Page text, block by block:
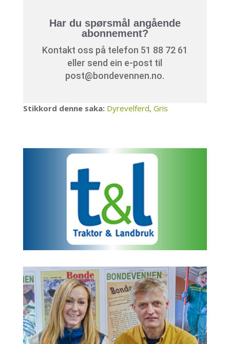
Har du spørsmål angående
abonnement?
Kontakt oss på telefon 51 88 72 61
eller send ein e-post til
post@bondevennen.no.
Stikkord denne saka: Dyrevelferd, Gris